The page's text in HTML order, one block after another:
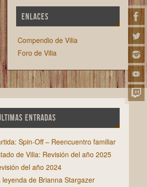
ENLACES
Compendio de Vilia
Foro de Vilia
ENTRADAS
Spin-Off – Reencuentro familiar
de Vilia: Revisión del año 2025
del año 2024
leyenda de Brianna Stargazer